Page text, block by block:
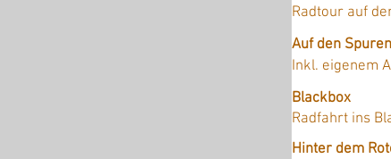
Radtour auf
Auf den
Inkl. eigenem
Blackbox
Radfahrt ins
Hinter dem